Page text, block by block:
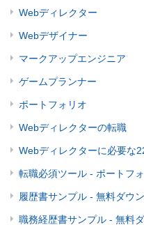
Webディレクター
Webデザイナー
マークアップエンジニア
ゲームプランナー
ポートフォリオ
Webディレクターの転職
Webディレクターに必要な
転職必須ツール - ポートフ
履歴書サンプル - 無料ダウ
職務経歴書サンプル - 無料